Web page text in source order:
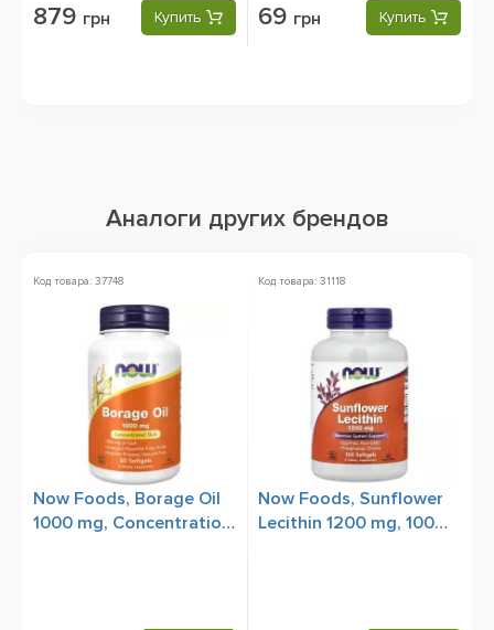
879 грн Купить 69 грн Купить
Аналоги других брендов
Код товара: 37748
Now Foods, Borage Oil
1000 mg, Concentration
Код товара: 31118
Now Foods, Sunflower
Lecithin 1200 mg, 100